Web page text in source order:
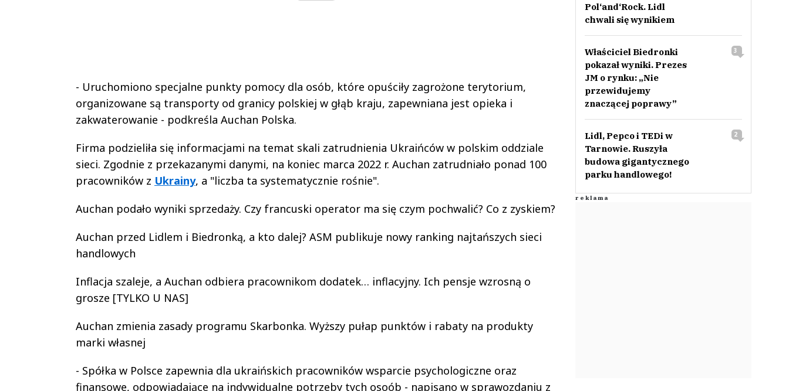
- Uruchomiono specjalne punkty pomocy dla osób, które opuściły zagrożone terytorium,
organizowane są transporty od granicy polskiej w głąb kraju, zapewniana jest opieka i
zakwaterowanie - podkreśla Auchan Polska.
Firma podzieliła się informacjami na temat skali zatrudnienia Ukraińców w polskim oddziale
sieci. Zgodnie z przekazanymi danymi, na koniec marca 2022 r. Auchan zatrudniało ponad 100
pracowników z Ukrainy, a "liczba ta systematycznie rośnie".
Auchan podało wyniki sprzedaży. Czy francuski operator ma się czym pochwalić? Co z zyskiem?
Auchan przed Lidlem i Biedronką, a kto dalej? ASM publikuje nowy ranking najtańszych sieci
handlowych
Inflacja szaleje, a Auchan odbiera pracownikom dodatek… inflacyjny. Ich pensje wzrosną o
grosze [TYLKO U NAS]
Auchan zmienia zasady programu Skarbonka. Wyższy pułap punktów i rabaty na produkty
marki własnej
- Spółka w Polsce zapewnia dla ukraińskich pracowników wsparcie psychologiczne oraz
finansowe, odpowiadające na indywidualne potrzeby tych osoób - napisano w sprawozdaniu z
Pol‘and‘Rock. Lidl
chwali się wynikiem
Właściciel Biedronki
pokazał wyniki. Prezes
JM o rynku: „Nie
przewidujemy
znaczącej poprawy”
3
Lidl, Pepco i TEDi w
Tarnowie. Ruszyła
budowa gigantycznego
parku handlowego!
2